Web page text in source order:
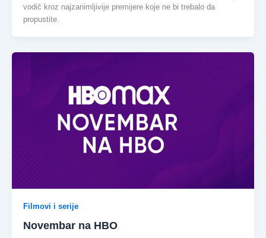
vodič kroz najzanimljivije premijere koje ne bi trebalo da
propustite.
Filmovi i serije
Novembar na HBO